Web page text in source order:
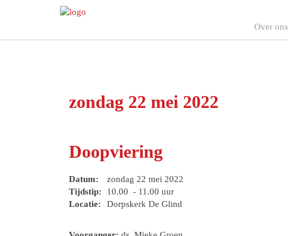
Over ons
zondag 22 mei 2022
Doopviering
Datum:
zondag 22 mei 2022
Tijdstip:
10.00 - 11.00 uur
Locatie:
Dorpskerk De Glind